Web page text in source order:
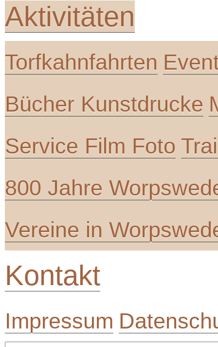
Aktivitäten
Torfkahnfahrten
Bücher Kunstdrucke
Service Film Foto
800 Jahre
Vereine in
Kontakt
Impressum